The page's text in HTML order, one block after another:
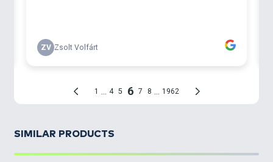
SIMILAR PRODUCTS